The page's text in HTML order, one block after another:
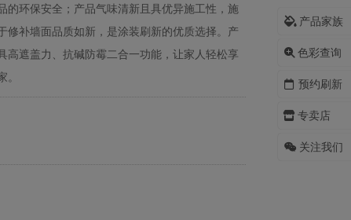
产品家族
色彩查询
预约刷新
专卖店
关注我们
的环保安全；产品气味清新且具优异施工性，施
修补墙面品质如新，是涂装刷新的优质选择。产
高遮盖力、抗碱防霉二合一功能，让家人轻松享